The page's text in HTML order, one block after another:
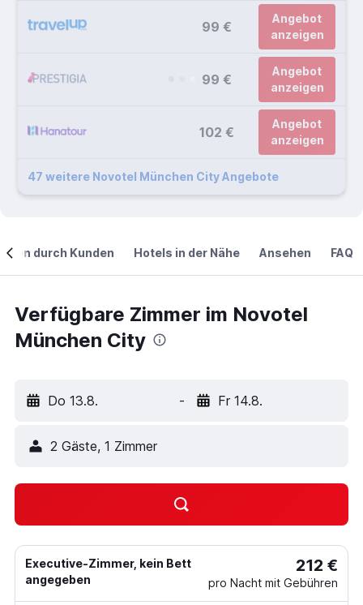
99 €
Angebot
anzeigen
99 €
Angebot
anzeigen
102 €
Angebot
anzeigen
47 weitere Novotel München City Angebote
durch Kunden Hotels in der Nähe Ansehen FAQ
Verfügbare Zimmer im Novotel
München City
Do 13.8. - Fr 14.8.
2 Gäste, 1 Zimmer
Executive-Zimmer, kein Bett
angegeben
212 €
pro Nacht mit Gebühren